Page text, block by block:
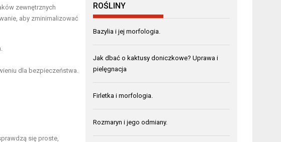
zewnętrznych
aby zminimalizować
dla bezpieczeństwa.
się proste,
ROŚLINY
Bazylia i jej morfologia.
Jak dbać o kaktusy doniczkowe? Uprawa i
pielęgnacja
Firletka i morfologia.
Rozmaryn i jego odmiany.